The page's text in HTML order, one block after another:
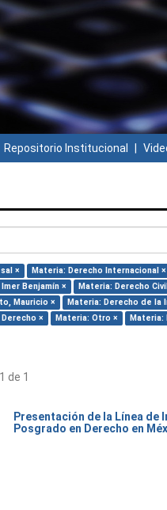
Repositorio Institucional
× Materia: Derecho Internacional ×
Benjamín ×
Materia: Derecho
Mauricio ×
Materia: Derecho de la
×
Materia: Otro × Materia:
de 1
Presentación de la Línea de
Posgrado en Derecho en